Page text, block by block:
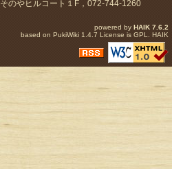
のやヒルコート１F，072-744-1260
powered by HAIK 7.6.2
based on PukiWiki 1.4.7 License is GPL. HAIK